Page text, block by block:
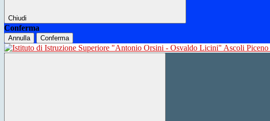
Chiudi
Conferma
Annulla Conferma